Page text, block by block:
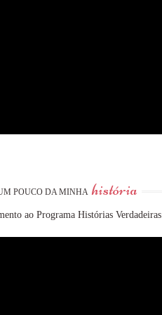
POUCO DA MINHA história
ao Programa Histórias Verdadeiras